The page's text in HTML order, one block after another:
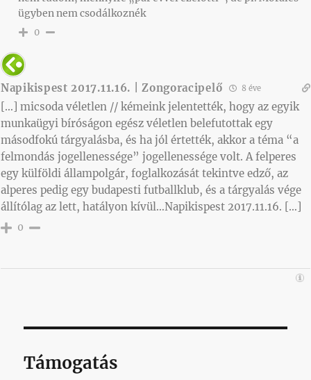
ügyben nem csodálkoznék
0
Napikispest 2017.11.16. | Zongoracipelő 8 éve
[…] micsoda véletlen // kémeink jelentették, hogy az egyik
munkaügyi bíróságon egész véletlen belefutottak egy
másodfokú tárgyalásba, és ha jól értették, akkor a téma “a
felmondás jogellenessége” jogellenessége volt. A felperes
egy külföldi állampolgár, foglalkozását tekintve edző, az
alperes pedig egy budapesti futballklub, és a tárgyalás vége
állítólag az lett, hatályon kívül…Napikispest 2017.11.16. […]
0
Támogatás